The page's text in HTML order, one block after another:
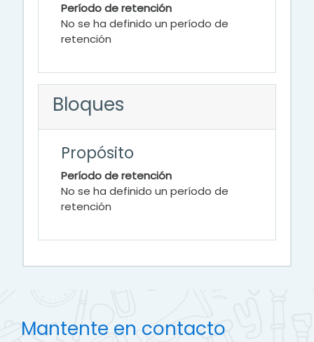
Período de retención
No se ha definido un período de
retención
Bloques
Propósito
Período de retención
No se ha definido un período de
retención
Mantente en contacto